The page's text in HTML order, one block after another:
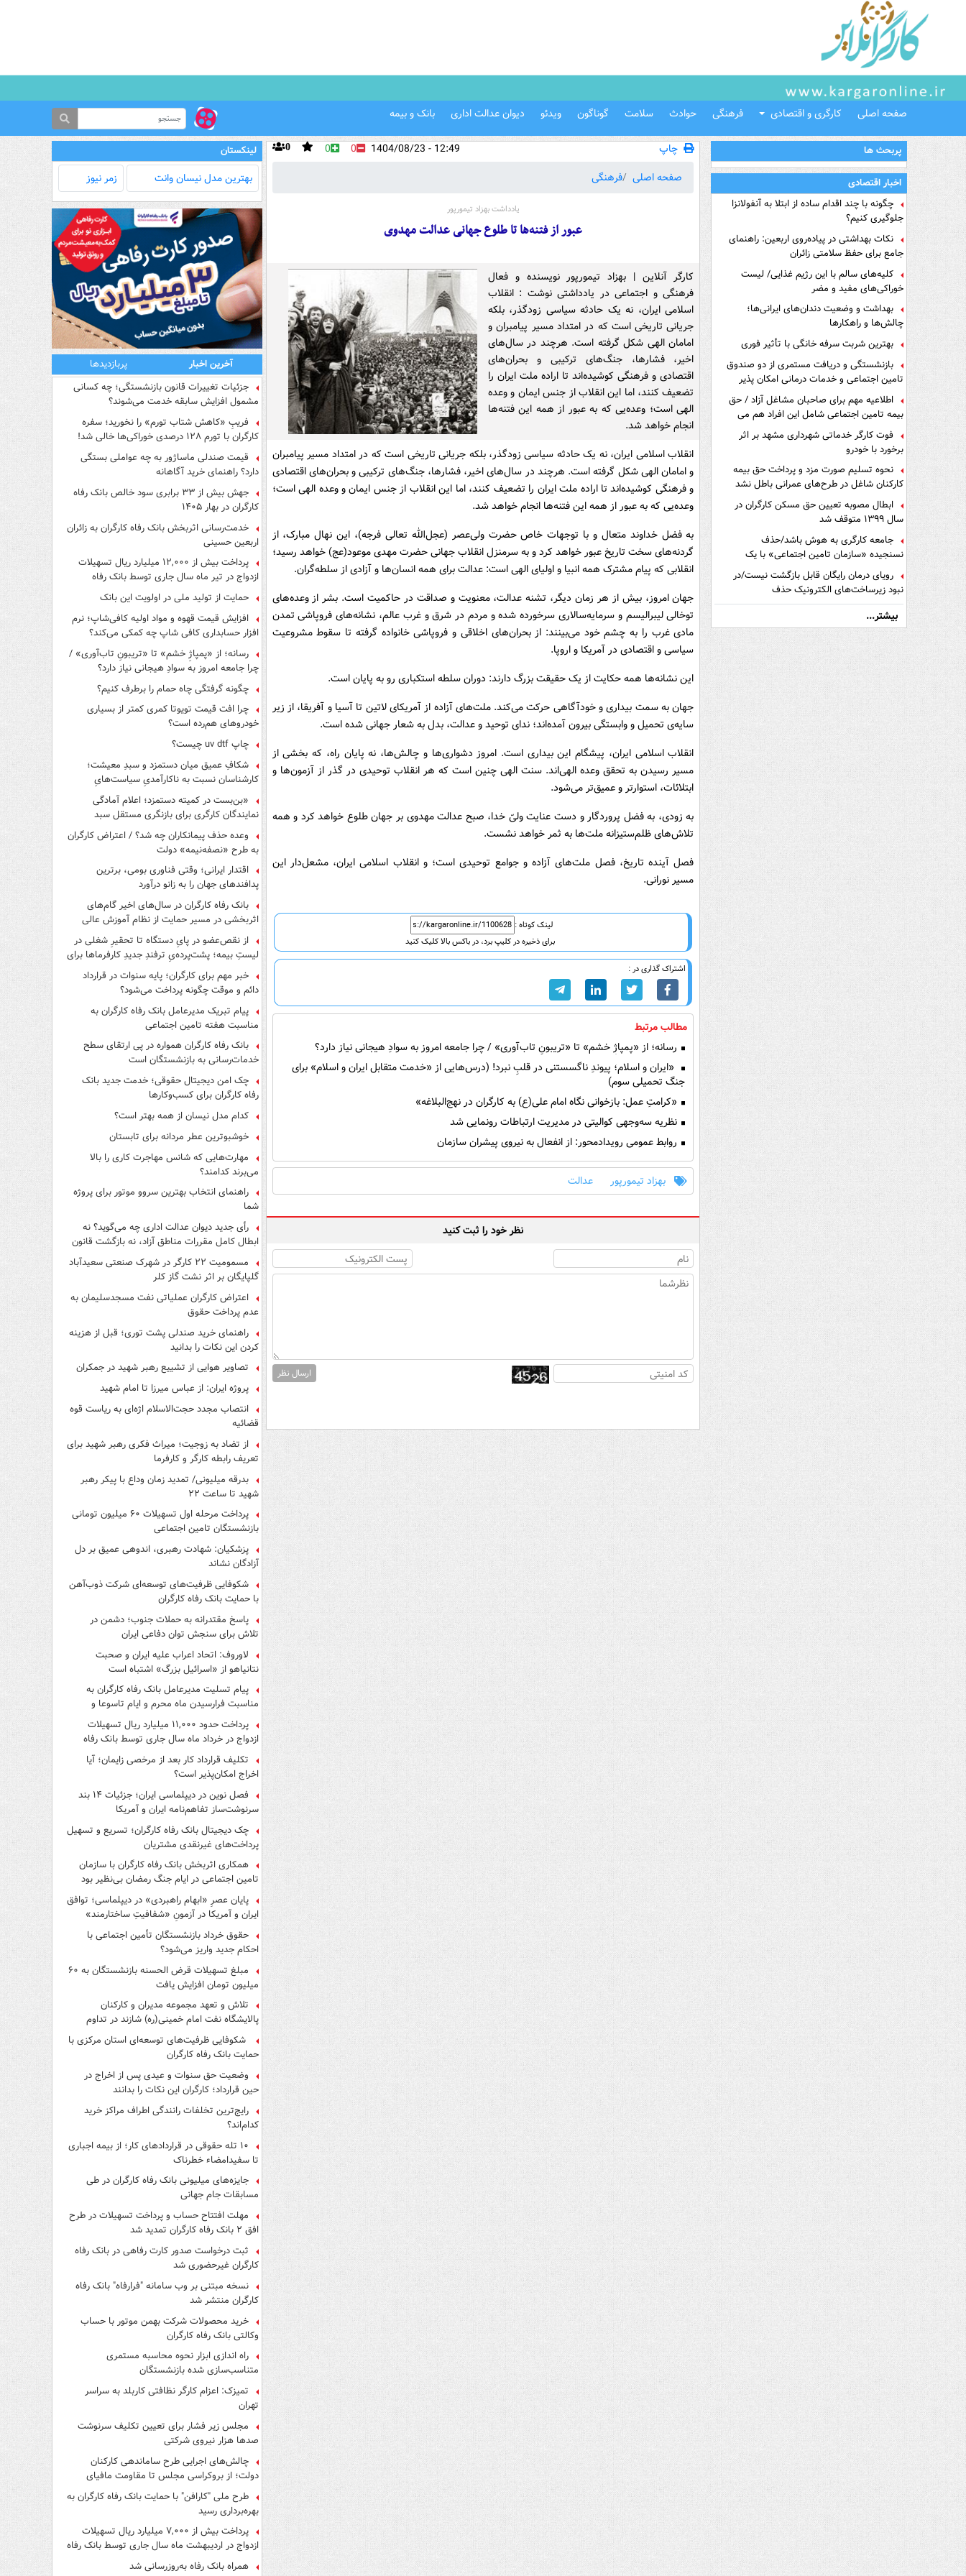
صفحه اصلی کارگری و اقتصادی فرهنگی حوادث سلامت گوناگون ویدئو دیوان عدالت اداری بانک و بیمه
پربحث ها
اخبار اقتصادی
چگونه با چند اقدام ساده از ابتلا به آنفولانزا
جلوگیری کنیم؟
نکات بهداشتی در پیاده‌روی اربعین: راهنمای
جامع برای حفظ سلامتی زائران
کلیه‌های سالم با این رژیم غذایی/ لیست
خوراکی‌های مفید و مضر
بهداشت و وضعیت دندان‌های ایرانی‌ها؛
چالش‌ها و راهکارها
بهترین شربت سرفه خانگی با تأثیر فوری
بازنشستگی و دریافت مستمری از دو صندوق
تامین اجتماعی و خدمات درمانی امکان پذیر
است ؟
اطلاعیه مهم برای صاحبان مشاغل آزاد / حق
بیمه تامین اجتماعی شامل این افراد هم می
شودفوت کارگر خدماتی شهرداری مشهد بر اثر
برخورد با خودرو
نحوه تسلیم صورت مزد و پرداخت حق بیمه
کارکنان شاغل در طرح‌های عمرانی باطل نشد
ابطال مصوبه تعیین حق مسکن کارگران در
سال ۱۳۹۹ متوقف شد
جامعه کارگری به هوش باشد/حذف
نسنجیده «سازمان تامین اجتماعی» با یک
تفاهم نامه!
رویای درمان رایگان قابل بازگشت نیست/در
نبود زیرساخت‌های الکترونیک حذف
دفترچه‌های بیمه اشتباه مضاعف است
بیشتر...
چاپ 0 0 0
12:49 - 1404/08/23
صفحه اصلی
فرهنگی
یادداشت بهزاد تیمورپور
عبور از فتنه‌ها تا طلوع جهانی عدالت مهدوی
کارگر آنلاین | بهزاد تیمورپور نویسنده و فعال
فرهنگی و اجتماعی در یادداشتی نوشت : انقلاب
اسلامی ایران، نه یک حادثه سیاسی زودگذر، بلکه
جریانی تاریخی است که در امتداد مسیر پیامبران و
امامان الهی شکل گرفته است. هرچند در سال‌های
اخیر، فشارها، جنگ‌های ترکیبی و بحران‌های
اقتصادی و فرهنگی کوشیده‌اند تا اراده ملت ایران را
تضعیف کنند، اما این انقلاب از جنس ایمان و وعده
الهی است؛ وعده‌یی که به عبور از همه این فتنه‌ها
انجام خواهد شد.
انقلاب اسلامی ایران، نه یک حادثه سیاسی زودگذر، بلکه جریانی تاریخی است که در امتداد مسیر پیامبران
و امامان الهی شکل گرفته است. هرچند در سال‌های اخیر، فشارها، جنگ‌های ترکیبی و بحران‌های اقتصادی
و فرهنگی کوشیده‌اند تا اراده ملت ایران را تضعیف کنند، اما این انقلاب از جنس ایمان و وعده الهی است؛
وعده‌یی که به عبور از همه این فتنه‌ها انجام خواهد شد.
به فضل خداوند متعال و با توجهات خاص حضرت ولی‌عصر (عجل‌الله تعالی فرجه)، این نهال مبارک، از
گردنه‌های سخت تاریخ عبور خواهد کرد و به سرمنزل انقلاب جهانی حضرت مهدی موعود(عج) خواهد رسید؛
انقلابی که پیام مشترک همه انبیا و اولیای الهی است: عدالت برای همه انسان‌ها و آزادی از سلطه‌گران.
جهان امروز، بیش از هر زمان دیگر، تشنه عدالت، معنویت و صداقت در حاکمیت است. بشر از وعده‌های
توخالی لیبرالیسم و سرمایه‌سالاری سرخورده شده و مردم در شرق و غرب عالم، نشانه‌های فروپاشی تمدن
مادی غرب را به چشم خود می‌بینند: از بحران‌های اخلاقی و فروپاشی خانواده گرفته تا سقوط مشروعیت
سیاسی و اقتصادی در آمریکا و اروپا.
این نشانه‌ها همه حکایت از یک حقیقت بزرگ دارند: دوران سلطه استکباری رو به پایان است.
جهان به سمت بیداری و خودآگاهی حرکت می‌کند. ملت‌های آزاده از آمریکای لاتین تا آسیا و آفریقا، از زیر
سایه‌ی تحمیل و وابستگی بیرون آمده‌اند؛ ندای توحید و عدالت، بدل به شعار جهانی شده است.
انقلاب اسلامی ایران، پیشگام این بیداری است. امروز دشواری‌ها و چالش‌ها، نه پایان راه، که بخشی از
مسیر رسیدن به تحقق وعده الهی‌اند. سنت الهی چنین است که هر انقلاب توحیدی در گذر از آزمون‌ها و
ابتلائات، استوارتر و عمیق‌تر می‌شود.
به زودی، به فضل پروردگار و دست عنایت ولیّ خدا، صبح عدالت مهدوی بر جهان طلوع خواهد کرد و همه
تلاش‌های ظلم‌ستیزانه ملت‌ها به ثمر خواهد نشست.
فصل آینده تاریخ، فصل ملت‌های آزاده و جوامع توحیدی است؛ و انقلاب اسلامی ایران، مشعل‌دار این
مسیر نورانی.
لینک کوتاه :
برای ذخیره در کلیپ برد، در باکس بالا کلیک کنید
اشتراک گذاری در :
مطالب مرتبط
رسانه؛ از «پمپاژِ خشم» تا «تریبونِ تاب‌آوری» / چرا جامعه امروز به سوادِ هیجانی نیاز دارد؟
«ایران و اسلام؛ پیوندِ ناگسستنی در قلبِ نبرد! (درس‌هایی از «خدمت متقابل ایران و اسلام» برای
جنگ تحمیلی سوم)
«کرامتِ عمل: بازخوانی نگاه امام علی(ع) به کارگران در نهج‌البلاغه»
نظریه سه‌وجهی کوالیتی در مدیریت ارتباطات رونمایی شد
روابط عمومی رویدادمحور: از انفعال به نیروی پیشران سازمان
بهزاد تیمورپور عدالت
نظر خود را ثبت کنید
ارسال نظر
لینکستان
بهترین مدل‌ نیسان وانت زمر نیوز
آخرین اخبار
پربازدیدها
جزئیات تغییرات قانون بازنشستگی؛ چه کسانی
مشمول افزایش سابقه خدمت می‌شوند؟
فریبِ «کاهش شتاب تورم» را نخورید؛ سفره
کارگران با تورم ۱۲۸ درصدی خوراکی‌ها خالی شد!
قیمت صندلی ماساژور به چه عواملی بستگی
دارد؟ راهنمای خرید آگاهانه
جهش بیش از ۳۳ برابری سود خالص بانک رفاه
کارگران در بهار ۱۴۰۵
خدمت‌رسانی اثربخش بانک رفاه کارگران به زائران
اربعین حسینی
پرداخت بیش از ۱۲,۰۰۰ میلیارد ریال تسهیلات
ازدواج در تیر ماه سال جاری توسط بانک رفاه
کارگران
حمایت از تولید ملی در اولویت این بانک
افزایش قیمت قهوه و مواد اولیه کافی‌شاپ؛ نرم
افزار حسابداری کافی شاپ چه کمکی می‌کند؟
رسانه؛ از «پمپاژِ خشم» تا «تریبونِ تاب‌آوری» /
چرا جامعه امروز به سوادِ هیجانی نیاز دارد؟
چگونه گرفتگی چاه حمام را برطرف کنیم؟
چرا افت قیمت تویوتا کمری کمتر از بسیاری
خودروهای هم‌رده است؟
چاپ uv dtf چیست؟
شکافِ عمیق میان دستمزد و سبدِ معیشت؛
کارشناسان نسبت به ناکارآمدیِ سیاست‌هایِ
حمایتی هشدار دادند
«بن‌بست در کمیته دستمزد؛ اعلام آمادگی
نمایندگان کارگری برای بازنگری مستقل سبد
وعده حذف پیمانکاران چه شد؟ / اعتراض کارگران
به طرح «نصفه‌نیمه» دولت
اقتدار ایرانی؛ وقتی فناوری بومی، برترین
پدافندهای جهان را به زانو درآورد
بانک رفاه کارگران در سال‌های اخیر گام‌های
اثربخشی در مسیر حمایت از نظام آموزش عالی
برداشته است
از نقص‌عضو در پایِ دستگاه تا تحقیرِ شغلی در
لیستِ بیمه؛ پشت‌پرده‌یِ ترفندِ جدیدِ کارفرماها برای
فرار از قانون چیست؟
خبر مهم برای کارگران؛ پایه سنوات در قرارداد
دائم و موقت چگونه پرداخت می‌شود؟
پیام تبریک مدیرعامل بانک رفاه کارگران به
مناسبت هفته تامین اجتماعی
بانک رفاه کارگران همواره در پی ارتقای سطح
خدمات‌رسانی به بازنشستگان است
چک امن دیجیتال حقوقی؛ خدمت جدید بانک
رفاه کارگران برای کسب‌وکارها
کدام مدل نیسان از همه بهتر است؟
خوشبوترین عطر مردانه برای تابستان
مهارت‌هایی که شانس مهاجرت کاری را بالا
می‌برند کدامند؟
راهنمای انتخاب بهترین سروو موتور برای پروژه
شما
رأی جدید دیوان عدالت اداری چه می‌گوید؟ نه
ابطال کامل مقررات مناطق آزاد، نه بازگشت قانون
مسمومیت ۲۲ کارگر در شهرک صنعتی سعیدآباد
گلپایگان بر اثر نشت گاز کلر
اعتراض کارگران عملیاتی نفت مسجدسلیمان به
عدم پرداخت حقوق
راهنمای خرید صندلی پشت توری؛ قبل از هزینه
کردن این نکات را بدانید
تصاویر هوایی از تشییع رهبر شهید در جمکران
پروژه ایران: از عباس میرزا تا امام شهید
انتصاب مجدد حجت‌الاسلام اژه‌ای به ریاست قوه‌
قضائیه
از تضاد به زوجیت؛ میراث فکری رهبر شهید برای
تعریف رابطه کارگر و کارفرما
بدرقه میلیونی/ تمدید زمان وداع با پیکر رهبر
شهید تا ساعت ۲۲
پرداخت مرحله اول تسهیلات ۶۰ میلیون تومانی
بازنشستگان تامین اجتماعی
پزشکیان: شهادت رهبری، اندوهی عمیق بر دل
آزادگان نشاند
شکوفایی ظرفیت‌های توسعه‌ای شرکت ذوب‌آهن
با حمایت‌ بانک رفاه کارگران
پاسخ مقتدرانه به حملات جنوب؛ دشمن در
تلاش برای سنجش توان دفاعی ایران
لاوروف: اتحاد اعراب علیه ایران و صحبت
نتانیاهو از «اسرائیل بزرگ» اشتباه است
پیام تسلیت مدیرعامل بانک رفاه کارگران به
مناسبت فرارسیدن ماه محرم و ایام تاسوعا و
عاشورای حسینی
پرداخت حدود ۱۱,۰۰۰ میلیارد ریال تسهیلات
ازدواج در خرداد ماه سال جاری توسط بانک رفاه
کارگران
تکلیف قرارداد کار بعد از مرخصی زایمان؛ آیا
اخراج امکان‌پذیر است؟
فصل نوین در دیپلماسی ایران؛ جزئیات ۱۴ بند
سرنوشت‌ساز تفاهم‌نامه ایران و آمریکا
چک دیجیتال بانک رفاه کارگران؛ تسریع و تسهیل
پرداخت‌های غیرنقدی مشتریان
همکاری اثربخش بانک رفاه کارگران با سازمان
تامین اجتماعی در ایام جنگ رمضان بی‌نظیر بود
پایان عصرِ «ابهام راهبردی» در دیپلماسی؛ توافق
ایران و آمریکا در آزمونِ «شفافیتِ ساختارمند»
حقوق خرداد بازنشستگان تأمین اجتماعی با
احکام جدید واریز می‌شود؟
مبلغ تسهیلات قرض الحسنه بازنشستگان به ۶۰
میلیون تومان افزایش یافت
تلاش و تعهد مجموعه مدیران و کارکنان
پالایشگاه نفت امام خمینی(ره) شازند در تداوم
تولید در ایام جنگ رمضان، شایسته قدردانی است
شکوفایی ظرفیت‌های توسعه‌ای استان مرکزی با
حمایت بانک رفاه کارگران
وضعیت حق سنوات و عیدی پس از اخراج در
حین قرارداد؛ کارگران این نکات را بدانند
رایج‌ترین تخلفات رانندگی اطراف مراکز خرید
کدام‌اند؟
۱۰ تله حقوقی در قراردادهای کار؛ از بیمه اجباری
تا سفیدامضاء خطرناک
جایزه‌های میلیونی بانک رفاه کارگران در طی
مسابقات جام جهانی
مهلت افتتاح حساب و پرداخت تسهیلات در طرح
افق ۲ بانک رفاه کارگران تمدید شد
ثبت درخواست صدور کارت رفاهی در بانک رفاه
کارگران غیرحضوری شد
نسخه مبتنی بر وب سامانه "فرارفاه" بانک رفاه
کارگران منتشر شد
خرید محصولات شرکت بهمن موتور با حساب
وکالتی بانک رفاه کارگران
راه اندازی ابزار نحوه محاسبه مستمری
متناسب‌سازی شده بازنشستگان
تمیزک: اعزام کارگر نظافتی کاربلد به سراسر
تهران
مجلس زیر فشار برای تعیین تکلیف سرنوشت
صدها هزار نیروی شرکتی
چالش‌های اجرایی طرح ساماندهی کارکنان
دولت؛ از بروکراسی مجلس تا مقاومت مافیای
واسطه‌گری
طرح ملی "کارافن" با حمایت بانک رفاه کارگران به
بهره‌برداری رسید
پرداخت بیش از ۷,۰۰۰ میلیارد ریال تسهیلات
ازدواج در اردیبهشت ماه سال جاری توسط بانک رفاه
کارگران
همراه بانک رفاه به‌روزرسانی شد